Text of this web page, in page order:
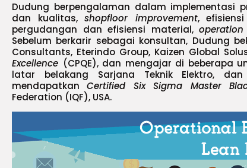
Dudung berpengalaman dalam implementasi
dan kualitas,shopfloor improvement,
pergudangan dan efisiensi material,operation
Sebelum berkarir sebagai konsultan, Dudung
Consultants, Eterindo Group, Kaizen Global
Excellence (CPQE), dan mengajar di beberapa
latar belakang Sarjana Teknik Elektro,
mendapatkanCertified Six Sigma Master
Federation (IQF), USA.